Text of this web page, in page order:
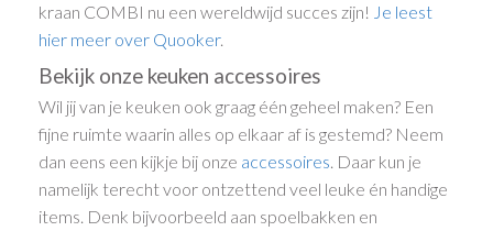
kraan COMBI nu een wereldwijd succes zijn! Je leest
hier meer over Quooker.
Bekijk onze keuken accessoires
Wil jij van je keuken ook graag één geheel maken? Een
fijne ruimte waarin alles op elkaar af is gestemd? Neem
dan eens een kijkje bij onze accessoires . Daar kun je
namelijk terecht voor ontzettend veel leuke én handige
items. Denk bijvoorbeeld aan spoelbakken en